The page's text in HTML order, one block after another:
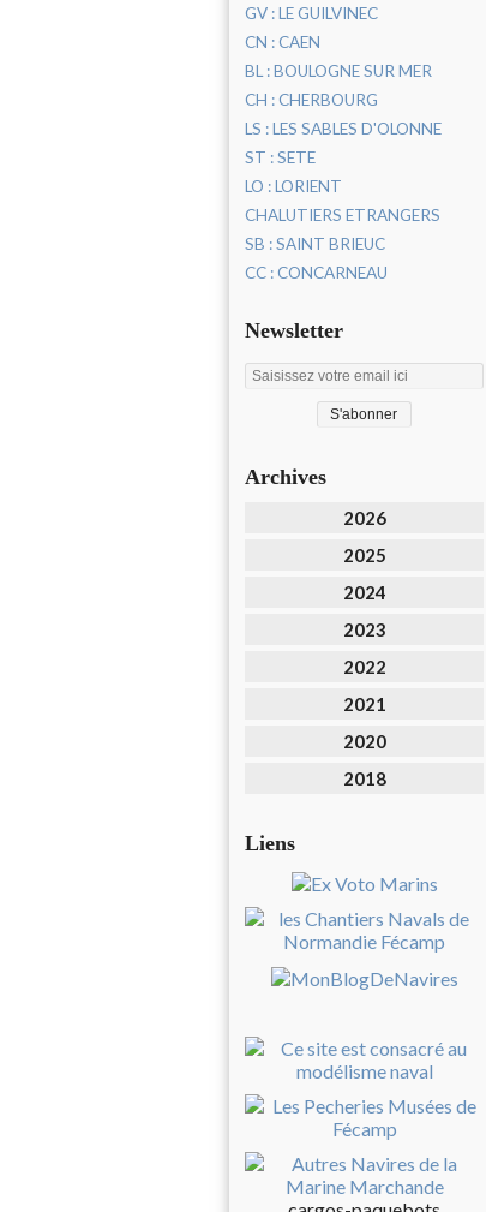
GV : LE GUILVINEC
CN : CAEN
BL : BOULOGNE SUR MER
CH : CHERBOURG
LS : LES SABLES D'OLONNE
ST : SETE
LO : LORIENT
CHALUTIERS ETRANGERS
SB : SAINT BRIEUC
CC : CONCARNEAU
Newsletter
Archives
2026
2025
2024
2023
2022
2021
2020
2018
Liens